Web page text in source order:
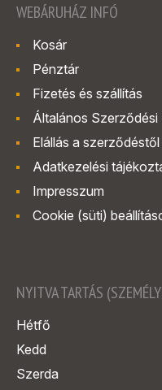
WEBÁRUHÁZ INFÓ
Kosár
Pénztár
Fizetés és szállítás
Általános Szerződési
Elállás a szerződéstől
Adatkezelési
Impresszum
Cookie (süti)
NYITVA TARTÁS
Hétfő
Kedd
Szerda